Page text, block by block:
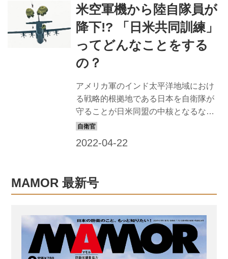
と呼ばれている。EODになるには、潜
水の基礎を学ぶ「スクーバ課程」、よ
り詳しく潜水を学ぶ「潜水課程」を修
了し、爆発物処理について学ぶ「水中
処分課程」を経て初めて配置される。
を伴う2つの任務が課せられているの
で、その道のりもとても険しい。EOD
は数...
米空軍機から陸自隊員が
降下!? 「日米共同訓練」
ってどんなことをする
の？
アメリカ軍のインド太平洋地域におけ
る戦略的根拠地である日本を自衛隊が
守ることが日米同盟の中核となるなら
ば、両者はお互いを信頼できるバディ
想定した「日米共同訓練」を実施して
いる。一部、参加した自衛隊員やアメ
していこう。 日米共同訓練（Japan-US
Bilateral） 1つの目標に向かって連携強
化 海上自衛隊の護衛艦『こんごう』と
アメリカ海軍の揚陸指揮艦『ブルー・
MAMOR 最新号